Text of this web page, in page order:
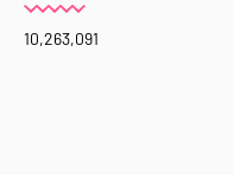
10,263,091